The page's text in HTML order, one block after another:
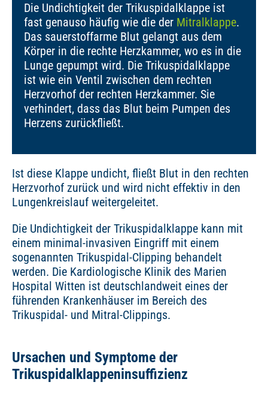
Die Undichtigkeit der Trikuspidalklappe ist
fast genauso häufig wie die der Mitralklappe.
Das sauerstoffarme Blut gelangt aus dem
Körper in die rechte Herzkammer, wo es in die
Lunge gepumpt wird. Die Trikuspidalklappe
ist wie ein Ventil zwischen dem rechten
Herzvorhof der rechten Herzkammer. Sie
verhindert, dass das Blut beim Pumpen des
Herzens zurückfließt.
Ist diese Klappe undicht, fließt Blut in den rechten
Herzvorhof zurück und wird nicht effektiv in den
Lungenkreislauf weitergeleitet.
Die Undichtigkeit der Trikuspidalklappe kann mit
einem minimal-invasiven Eingriff mit einem
sogenannten Trikuspidal-Clipping behandelt
werden. Die Kardiologische Klinik des Marien
Hospital Witten ist deutschlandweit eines der
führenden Krankenhäuser im Bereich des
Trikuspidal- und Mitral-Clippings.
Ursachen und Symptome der
Trikuspidalklappeninsuffizienz